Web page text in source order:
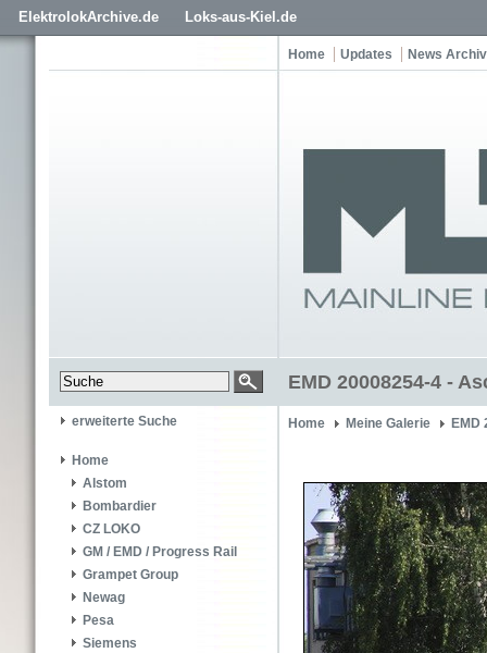
ElektrolokArchive.de Loks-aus-Kiel.de
Home Updates News Archiv
EMD 20008254-4 -
erweiterte Suche
Home
Alstom
Bombardier
CZ LOKO
GM / EMD / Progress Rail
Grampet Group
Newag
Pesa
Siemens
Home Meine Galerie EMD